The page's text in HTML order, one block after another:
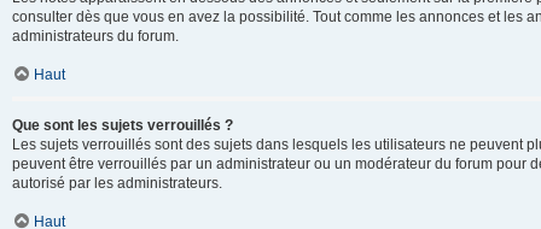
consulter dès que vous en avez la possibilité. Tout comme les annonces et les
administrateurs du forum.
Haut
Que sont les sujets verrouillés ?
Les sujets verrouillés sont des sujets dans lesquels les utilisateurs ne peuvent
peuvent être verrouillés par un administrateur ou un modérateur du forum pour
autorisé par les administrateurs.
Haut